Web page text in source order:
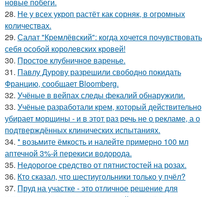
28. Не у всех укроп растёт как сорняк, в огромных
количествах.
29. Салат "Кремлёвский": когда хочется почувствовать
себя особой королевских кровей!
30. Простое клубничное варенье.
31. Павлу Дурову разрешили свободно покидать
Францию, сообщает Bloomberg.
32. Учёные в вейпах следы фекалий обнаружили.
33. Учёные разработали крем, который действительно
убирает морщины - и в этот раз речь не о рекламе, а о
подтверждённых клинических испытаниях.
34. * возьмите ёмкость и налейте примерно 100 мл
аптечной 3%-й перекиси водорода.
35. Недорогое средство от пятнистостей на розах.
36. Кто сказал, что шестиугольники только у пчёл?
37. Пруд на участке - это отличное решение для